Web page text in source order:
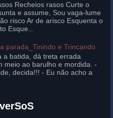
Recheios rasos Curte o
e assume, Sou vaga-lume
risco Ar de arisco Esquenta o
Esque...
parada_Tinindo e Trincando
a batida, dá treta errada
meio ao barulho e mordida. -
decida!!! - Eu não acho a